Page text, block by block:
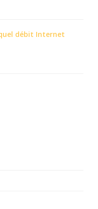
débit Internet